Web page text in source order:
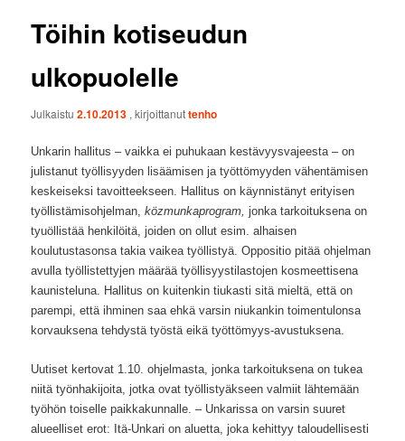
Töihin kotiseudun
ulkopuolelle
Julkaistu2.10.2013 , kirjoittanuttenho
Unkarin hallitus – vaikka ei puhukaan kestävyysvajeesta – on
julistanut työllisyyden lisäämisen ja työttömyyden vähentämisen
keskeiseksi tavoitteekseen. Hallitus on käynnistänyt erityisen
työllistämisohjelman,közmunkaprogram, jonka tarkoituksena on
tyuöllistää henkilöitä, joiden on ollut esim. alhaisen
koulutustasonsa takia vaikea työllistyä. Oppositio pitää ohjelman
avulla työllistettyjen määrää työllisyystilastojen kosmeettisena
kaunisteluna. Hallitus on kuitenkin tiukasti sitä mieltä, että on
parempi, että ihminen saa ehkä varsin niukankin toimentulonsa
korvauksena tehdystä työstä eikä työttömyys-avustuksena.
Uutiset kertovat 1.10. ohjelmasta, jonka tarkoituksena on tukea
niitä työnhakijoita, jotka ovat työllistyäkseen valmiit lähtemään
työhön toiselle paikkakunnalle. – Unkarissa on varsin suuret
alueelliset erot: Itä-Unkari on aluetta, joka kehittyytaloudellisesti